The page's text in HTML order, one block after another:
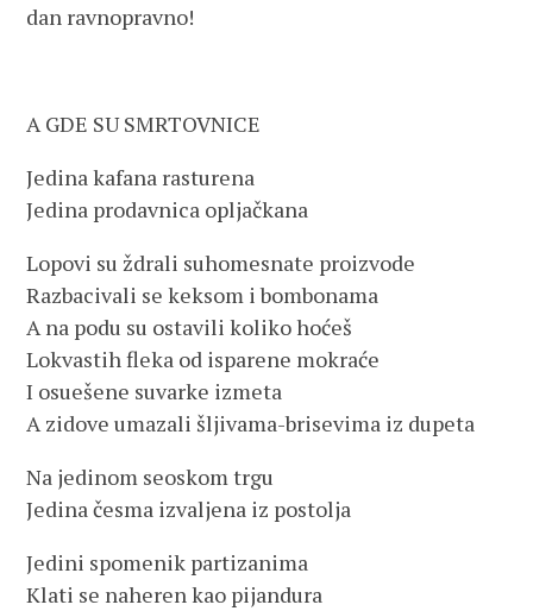
dan ravnopravno!
A GDE SU SMRTOVNICE
Jedina kafana rasturena
Jedina prodavnica opljačkana
Lopovi su ždrali suhomesnate proizvode
Razbacivali se keksom i bombonama
A na podu su ostavili koliko hoćeš
Lokvastih fleka od isparene mokraće
I osuešene suvarke izmeta
A zidove umazali šljivama-brisevima iz dupeta
Na jedinom seoskom trgu
Jedina česma izvaljena iz postolja
Jedini spomenik partizanima
Klati se naheren kao pijandura